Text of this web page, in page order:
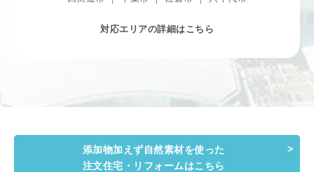
対応エリアの詳細はこちら
添加物加えず自然素材を使った
注文住宅・リフォームはこちら